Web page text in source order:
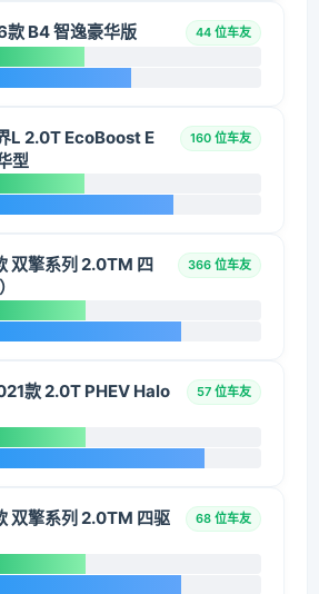
B4 智逸豪华版 44 位车友
L 2.0T EcoBoost E
型
160 位车友
双擎系列 2.0TM 四
366 位车友
款 2.0T PHEV Halo
57 位车友
双擎系列 2.0TM 四驱
68 位车友